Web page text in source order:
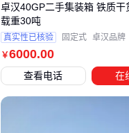
失了价值120
五、运维成
预防性维护能
电缆巡检：
￥6000.00
卓汉40GP二手集装箱 铁质干
载重30吨
真实性已核验 固定式 卓汉品牌
查看电话 在